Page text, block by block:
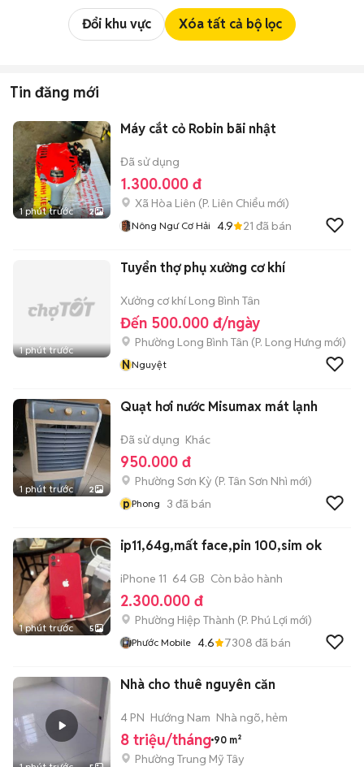
Đổi khu vực Xóa tất cả bộ lọc
Tin đăng mới
1 phút trước 2
Máy cắt cỏ Robin bãi nhật
Đã sử dụng
1.300.000 đ
Xã Hòa Liên (P. Liên Chiểu mới)
Nông Ngư Cơ Hải 4.9 21 đã bán
1 phút trước
Tuyển thợ phụ xưởng cơ khí
Xưởng cơ khí Long Bình Tân
Đến 500.000 đ/ngày
Phường Long Bình Tân (P. Long Hưng mới)
NNguyệt
1 phút trước 2
Quạt hơi nước Misumax mát lạnh
Đã sử dụng Khác
950.000 đ
Phường Sơn Kỳ (P. Tân Sơn Nhì mới)
pPhong 3 đã bán
1 phút trước 5
ip11,64g,mất face,pin 100,sim ok
iPhone 11 64 GB Còn bảo hành
2.300.000 đ
Phường Hiệp Thành (P. Phú Lợi mới)
Phước Mobile 4.6 7308 đã bán
Nhà cho thuê nguyên căn
4 PN Hướng Nam Nhà ngõ, hẻm
8 triệu/tháng 90 m²
Phường Trung Mỹ Tây